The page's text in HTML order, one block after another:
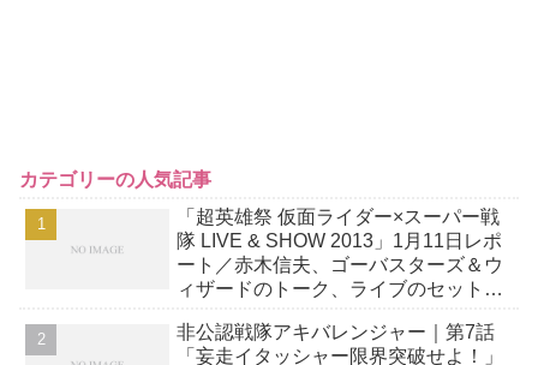
カテゴリーの人気記事
「超英雄祭 仮面ライダー×スーパー戦
隊 LIVE & SHOW 2013」1月11日レポ
ート／赤木信夫、ゴーバスターズ＆ウ
ィザードのトーク、ライブのセットリ
非公認戦隊アキバレンジャー｜第7話
「妄走イタッシャー限界突破せよ！」